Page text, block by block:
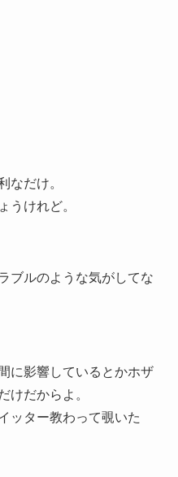
なだけ。
うけれど。
ブルのような気がしてな
に影響しているとかホザ
けだからよ。
ッター教わって覗いた